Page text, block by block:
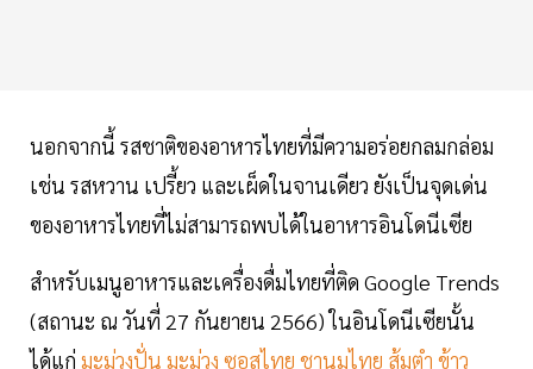
นอกจากนี้ รสชาติของอาหารไทยที่มีความอร่อยกลมกล่อม
เช่น รสหวาน เปรี้ยว และเผ็ดในจานเดียว ยังเป็นจุดเด่น
ของอาหารไทยที่ไม่สามารถพบได้ในอาหารอินโดนีเซีย
สำหรับเมนูอาหารและเครื่องดื่มไทยที่ติด Google Trends
(สถานะ ณ วันที่ 27 กันยายน 2566) ในอินโดนีเซียนั้น
ได้แก่ มะม่วงปั่น มะม่วง ซอสไทย ชานมไทย ส้มตำ ข้าว